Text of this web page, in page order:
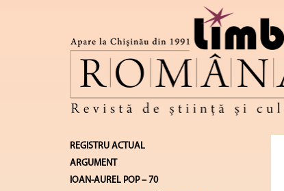
REGISTRU ACTUAL
ARGUMENT
IOAN-AUREL POP – 70